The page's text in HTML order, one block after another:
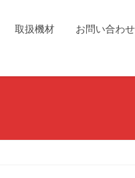
取扱機材 お問い合わせ